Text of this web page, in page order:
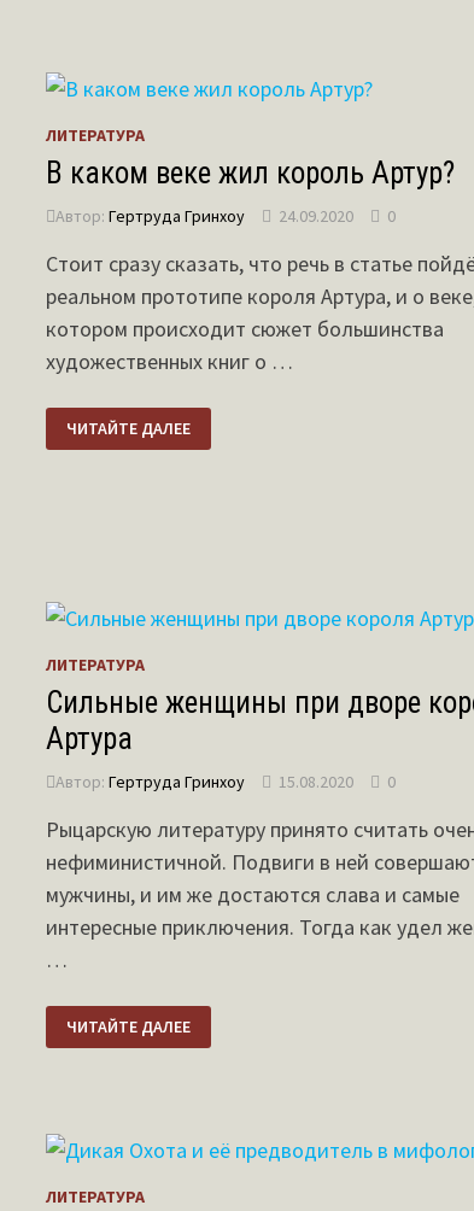
ЛИТЕРАТУРА
В каком веке жил король Артур?
Автор:Гертруда Гринхоу 24.09.2020 0
Стоит сразу сказать, что речь в статье
реальном прототипе короля Артура, и о
котором происходит сюжет большинства
художественных книг о …
КАКОМ
ВЕКЕ
ЧИТАЙТЕ ДАЛЕЕ
ЛИТЕРАТУРА
Сильные женщины при дворе
Артура
Автор:Гертруда Гринхоу 15.08.2020 0
Рыцарскую литературу принято считать
нефиминистичной. Подвиги в ней
мужчины, и им же достаются слава и самые
интересные приключения. Тогда как удел
…
СИЛЬНЫЕ
ЖЕНЩИНЫ
ПРИ
ЧИТАЙТЕ ДАЛЕЕ
ЛИТЕРАТУРА